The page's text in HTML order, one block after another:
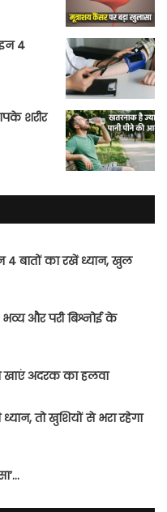
4
शरीर
4 बातों का रखें ध्यान, खुल
भव्य और परी बिश्नोई के
खाएं अदरक का हलवा
तो खुशियों से भरा रहेगा